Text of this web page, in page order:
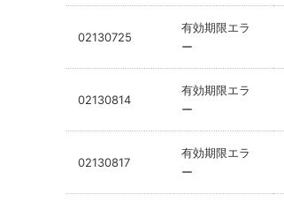
02130725
有効期限エラ
ー
02130814
有効期限エラ
ー
02130817
有効期限エラ
ー